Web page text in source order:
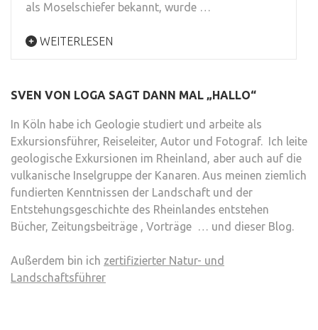
als Moselschiefer bekannt, wurde …
WEITERLESEN
SVEN VON LOGA SAGT DANN MAL „HALLO“
In Köln habe ich Geologie studiert und arbeite als
Exkursionsführer, Reiseleiter, Autor und Fotograf. Ich leite
geologische Exkursionen im Rheinland, aber auch auf die
vulkanische Inselgruppe der Kanaren. Aus meinen ziemlich
fundierten Kenntnissen der Landschaft und der
Entstehungsgeschichte des Rheinlandes entstehen
Bücher, Zeitungsbeiträge , Vorträge … und dieser Blog.
Außerdem bin ich zertifizierter Natur- und
Landschaftsführer